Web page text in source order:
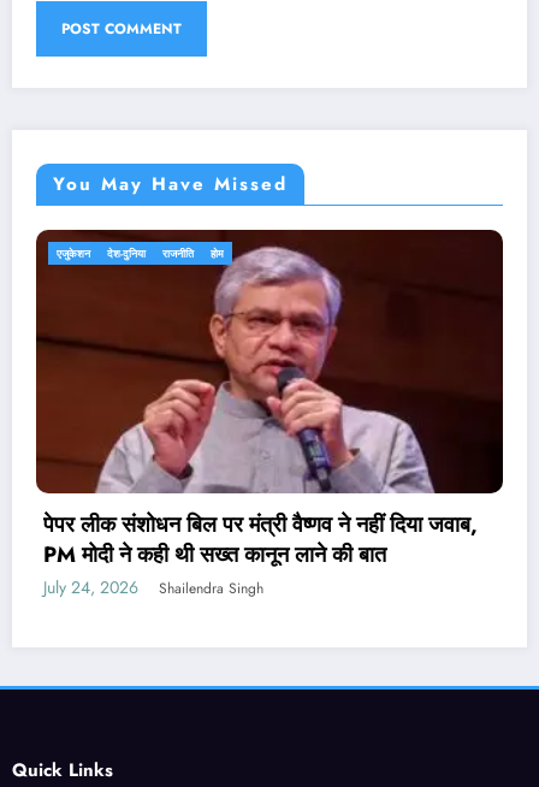
You May Have Missed
एजुकेशन देश-दुनिया होम
पेपर लीक केस: NTA के 47 अफसर बर्खास्त, कानूनी
कार्रवाई भी होगी
July 24, 2026 Shailendra Singh
Quick Links